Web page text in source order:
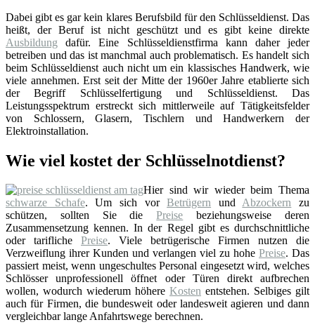
Dabei gibt es gar kein klares Berufsbild für den Schlüsseldienst. Das
heißt, der Beruf ist nicht geschützt und es gibt keine direkte
Ausbildung dafür. Eine Schlüsseldienstfirma kann daher jeder
betreiben und das ist manchmal auch problematisch. Es handelt sich
beim Schlüsseldienst auch nicht um ein klassisches Handwerk, wie
viele annehmen. Erst seit der Mitte der 1960er Jahre etablierte sich
der Begriff Schlüsselfertigung und Schlüsseldienst. Das
Leistungsspektrum erstreckt sich mittlerweile auf Tätigkeitsfelder
von Schlossern, Glasern, Tischlern und Handwerkern der
Elektroinstallation.
Wie viel kostet der Schlüsselnotdienst?
Hier sind wir wieder beim Thema
schwarze Schafe. Um sich vorBetrügern undAbzockern zu
schützen, sollten Sie diePreise beziehungsweise deren
Zusammensetzung kennen. In der Regel gibt es durchschnittliche
oder tarifliche Preise. Viele betrügerische Firmen nutzen die
Verzweiflung ihrer Kunden und verlangen viel zu hohe Preise. Das
passiert meist, wenn ungeschultes Personal eingesetzt wird, welches
Schlösser unprofessionell öffnet oder Türen direkt aufbrechen
wollen, wodurch wiederum höhere Kosten entstehen. Selbiges gilt
auch für Firmen, die bundesweit oder landesweit agieren und dann
vergleichbar lange Anfahrtswege berechnen.